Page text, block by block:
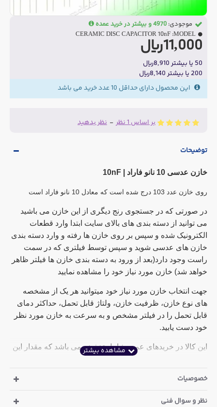
بر اساس 1 نظر - نظر بدهید
11,000ریال
50 یا بیشتر 8,910ریال
200 یا بیشتر 8,140ریال
موجودی: 4970 و بیشتر در خرید عمده
MODEL:
CERAMIC DISC CAPACITOR 10nF
این محصول دارای حداقل 10 عدد خرید می باشد
توضیحات
خازن عدسی 10 نانو فاراد | 10nF
روی خازن عدد 103 درج شده است که معادل 10 نانو فاراد است
در صورتی که در جستجوی رنج دیگری از این خازن می باشید
می توانید از دسته بندی های بالای سایت ابتدا وارد قطعات
الکترونیک شده و سپس بر روی خازن ها رفته و وارد دسته بندی
خازن های عدسی شوید و سپس توسط فیلتری که در سمت
راست وجود دارد(بعد از ورود به دسته بندی خازن ها فیلتر ظاهر
خواهد شد) خازن مورد نیاز خود را مشاهده نمایید
جهت انتخاب خازن مورد نیاز خود میتوانید هر یک از مشخصه
های نوع خازن، ظرفیت خازن، ولتاژ قابل تحمل، حداکثر دمای
قابل تحمل را در فیلتر مشخص و به سرعت به خازن مورد نظر
خود دست یابید.
این کالا در خریدهای عمده شامل تخفیف می باشد که مقدار این
خصوصیات
نظر و سوال فنی